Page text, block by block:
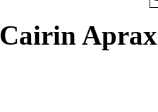
Cairin